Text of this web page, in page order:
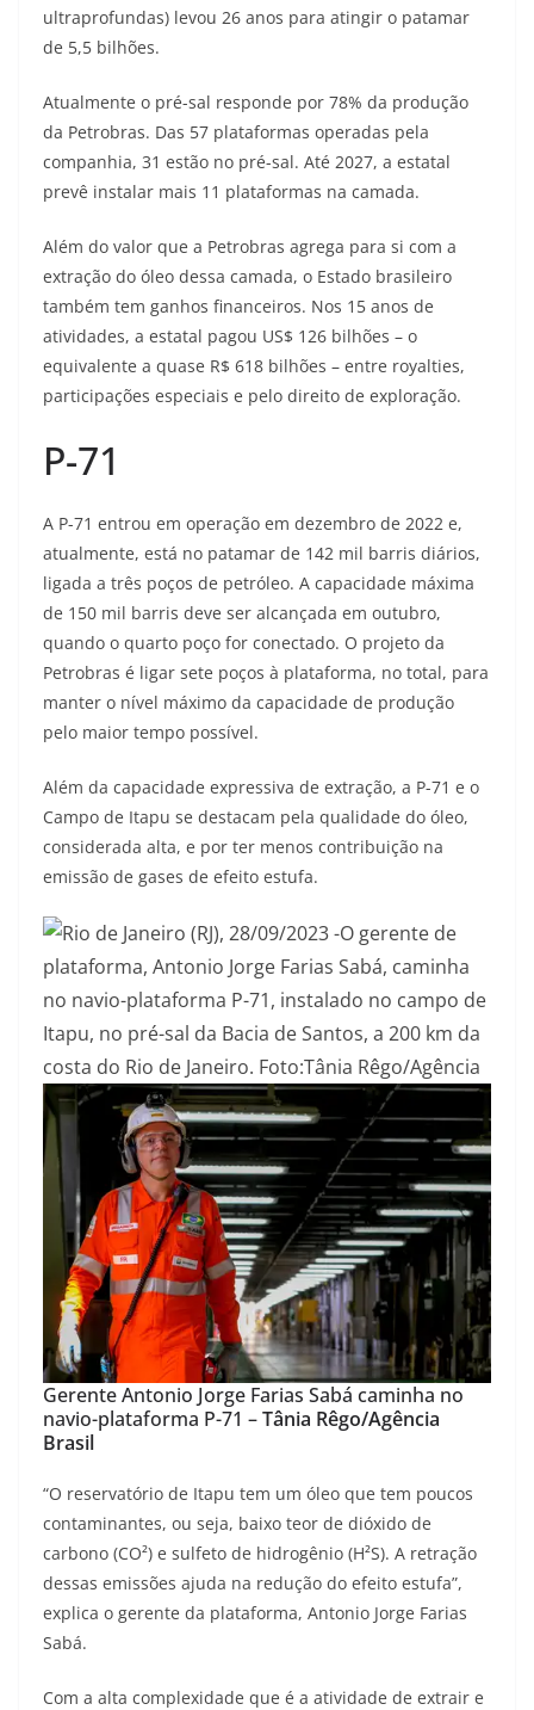
ultraprofundas) levou 26 anos para atingir o patamar
de 5,5 bilhões.
Atualmente o pré-sal responde por 78% da produção
da Petrobras. Das 57 plataformas operadas pela
companhia, 31 estão no pré-sal. Até 2027, a estatal
prevê instalar mais 11 plataformas na camada.
Além do valor que a Petrobras agrega para si com a
extração do óleo dessa camada, o Estado brasileiro
também tem ganhos financeiros. Nos 15 anos de
atividades, a estatal pagou US$ 126 bilhões – o
equivalente a quase R$ 618 bilhões – entre royalties,
participações especiais e pelo direito de exploração.
P-71
A P-71 entrou em operação em dezembro de 2022 e,
atualmente, está no patamar de 142 mil barris diários,
ligada a três poços de petróleo. A capacidade máxima
de 150 mil barris deve ser alcançada em outubro,
quando o quarto poço for conectado. O projeto da
Petrobras é ligar sete poços à plataforma, no total, para
manter o nível máximo da capacidade de produção
pelo maior tempo possível.
Além da capacidade expressiva de extração, a P-71 e o
Campo de Itapu se destacam pela qualidade do óleo,
considerada alta, e por ter menos contribuição na
emissão de gases de efeito estufa.
Gerente Antonio Jorge Farias Sabá caminha no
navio-plataforma P-71 –Tânia Rêgo/Agência
Brasil
“O reservatório de Itapu tem um óleo que tem poucos
contaminantes, ou seja, baixo teor de dióxido de
carbono (CO²) e sulfeto de hidrogênio (H²S). A retração
dessas emissões ajuda na redução do efeito estufa”,
explica o gerente da plataforma, Antonio Jorge Farias
Sabá.
Com a alta complexidade que é a atividade de extrair e